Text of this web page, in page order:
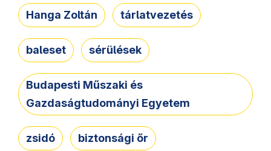
Hanga Zoltán tárlatvezetés
baleset sérülések
Budapesti Műszaki és
Gazdaságtudományi Egyetem
zsidó biztonsági őr